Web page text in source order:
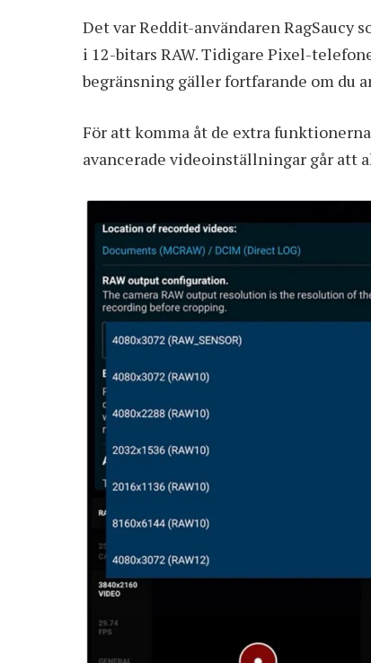
Det var Reddit-användaren RagSaucy
i 12-bitars RAW. Tidigare Pixel-
begränsning gäller fortfarande om du
För att komma åt de extra
avancerade videoinställningar går att